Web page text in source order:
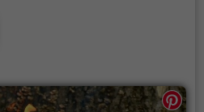
Hier kann eine Feier
in die Nacht gehen und
unter euch und könnt